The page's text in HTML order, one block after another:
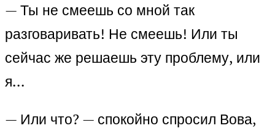
— Ты не смеешь со мной так
разговаривать! Не смеешь! Или ты
сейчас же решаешь эту проблему, или
я…
— Или что? — спокойно спросил Вова,